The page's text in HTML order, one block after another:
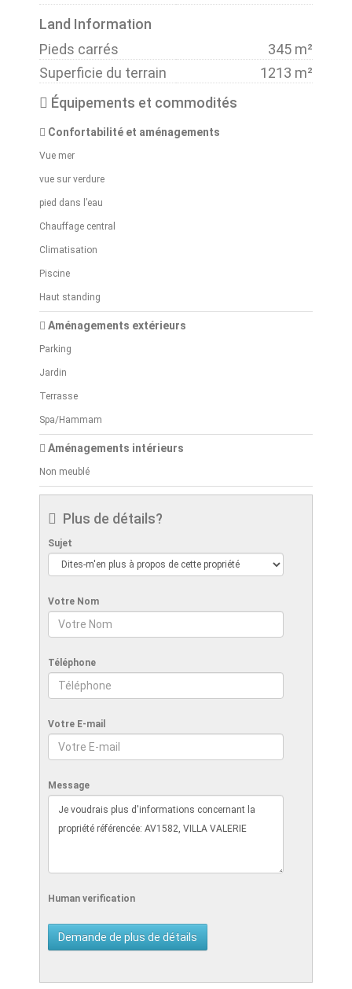
Land Information
Pieds carrés
345 m²
Superficie du terrain
1213 m²
Équipements et commodités
Confortabilité et aménagements
Vue mer
vue sur verdure
pied dans l’eau
Chauffage central
Climatisation
Piscine
Haut standing
Aménagements extérieurs
Parking
Jardin
Terrasse
Spa/Hammam
Aménagements intérieurs
Non meublé
Plus de détails?
Sujet
Votre Nom
Téléphone
Votre E-mail
Message
Human verification